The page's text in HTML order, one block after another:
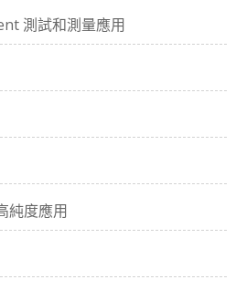
測試和測量應用
純度應用